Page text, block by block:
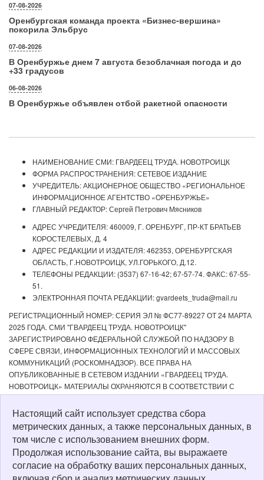
07-08-2026
Оренбургская команда проекта «Бизнес‑вершина»
покорила Эльбрус
07-08-2026
В Оренбуржье днем 7 августа безоблачная погода и до
+33 градусов
06-08-2026
В Оренбуржье объявлен отбой ракетной опасности
НАИМЕНОВАНИЕ СМИ: ГВАРДЕЕЦ ТРУДА. НОВОТРОИЦК
ФОРМА РАСПРОСТРАНЕНИЯ: СЕТЕВОЕ ИЗДАНИЕ
УЧРЕДИТЕЛЬ: АКЦИОНЕРНОЕ ОБЩЕСТВО «РЕГИОНАЛЬНОЕ
ИНФОРМАЦИОННОЕ АГЕНТСТВО «ОРЕНБУРЖЬЕ»
ГЛАВНЫЙ РЕДАКТОР: Сергей Петрович Мясников
АДРЕС УЧРЕДИТЕЛЯ: 460009, Г. ОРЕНБУРГ, ПР-КТ БРАТЬЕВ
КОРОСТЕЛЕВЫХ, Д. 4
АДРЕС РЕДАКЦИИ И ИЗДАТЕЛЯ: 462353, ОРЕНБУРГСКАЯ
ОБЛАСТЬ, Г.НОВОТРОИЦК, УЛ.ГОРЬКОГО, Д.12.
ТЕЛЕФОНЫ РЕДАКЦИИ: (3537) 67-16-42; 67-57-74. ФАКС: 67-55-
51.
ЭЛЕКТРОННАЯ ПОЧТА РЕДАКЦИИ: gvardeets_truda@mail.ru
РЕГИСТРАЦИОННЫЙ НОМЕР: СЕРИЯ ЭЛ № ФС77-89227 ОТ 24 МАРТА
2025 ГОДА. СМИ "ГВАРДЕЕЦ ТРУДА. НОВОТРОИЦК"
ЗАРЕГИСТРИРОВАНО ФЕДЕРАЛЬНОЙ СЛУЖБОЙ ПО НАДЗОРУ В
СФЕРЕ СВЯЗИ, ИНФОРМАЦИОННЫХ ТЕХНОЛОГИЙ И МАССОВЫХ
КОММУНИКАЦИЙ (РОСКОМНАДЗОР). ВСЕ ПРАВА НА
ОПУБЛИКОВАННЫЕ В СЕТЕВОМ ИЗДАНИИ «ГВАРДЕЕЦ ТРУДА.
НОВОТРОИЦК» МАТЕРИАЛЫ ОХРАНЯЮТСЯ В СООТВЕТСТВИИ С
ЗАКОНОДАТЕЛЬСТВОМ РФ. ЛЮБОЕ ИСПОЛЬЗОВАНИЕ МАТЕРИАЛОВ
ДОПУСКАЕТСЯ ТОЛЬКО ПО СОГЛАСОВАНИЮ С РЕДАКЦИЕЙ С
ОБЯЗАТЕЛЬНОЙ АКТИВНОЙ ССЫЛКОЙ НА ИСТОЧНИК. РЕДАКЦИЯ НЕ
НЕСЕТ ОТВЕТСТВЕННОСТИ ЗА ДОСТОВЕРНОСТЬ РЕКЛАМНЫХ
МАТЕРИАЛОВ, РАЗМЕЩЕННЫХ В СЕТЕВОМ ИЗДАНИИ «ГВАРДЕЕЦ
ТРУДА. НОВОТРОИЦК», А ТАКЖЕ ЗА СОДЕРЖАНИЕ ВЕБ-САЙТОВ, НА
КОТОРЫЕ ДАНЫ ГИПЕРССЫЛКИ. ДЛЯ ДЕТЕЙ СТАРШЕ 16 ЛЕТ.
Настоящий сайт использует средства сбора
метрических данных, а также персональных данных, в
том числе с использованием внешних форм.
Продолжая использование сайта, вы выражаете
согласие на обработку ваших персональных данных,